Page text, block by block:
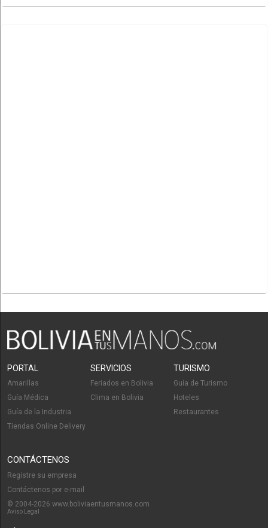
PORTAL
Amarillas
Guía Médica
Guía de la Industria
Tiendas Online Delivery
SERVICIOS
Feriados en Bolivia
Clima en Bolivia
TURISMO
Guía de Turismo
Hoteles
Restaurantes
CONTÁCTENOS
Registre su empresa
Contáctenos por e-mail
© 2004-2026 www.boliviaentusmanos.com
Aviso Legal